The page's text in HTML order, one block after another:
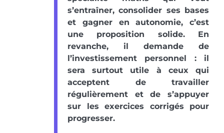
s’entraîner, consolider ses bases
et gagner en autonomie, c’est
une proposition solide. En
revanche, il demande de
l’investissement personnel : il
sera surtout utile à ceux qui
acceptent de travailler
régulièrement et de s’appuyer
sur les exercices corrigés pour
progresser.